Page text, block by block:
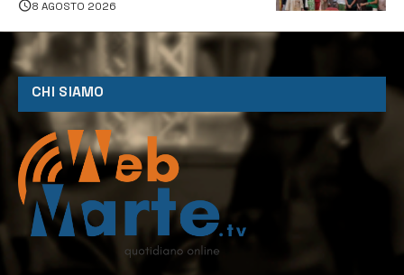
Servizio Legale
8 AGOSTO 2026
CHI SIAMO